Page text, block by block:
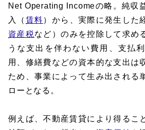
Net Operating Incomeの略。純収
入（ 賃料）から、実際に発生した
資産税など）のみを控除して求め
うな支出を伴わない費用、支払
用、修繕費などの資本的な支出は
ため、事業によって生み出される
ローとなる。
例えば、不動産賃貸により得るこ